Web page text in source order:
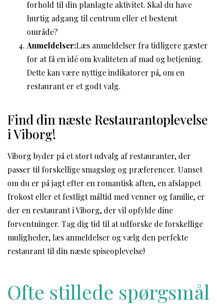
forhold til din planlagte aktivitet. Skal du have
hurtig adgang til centrum eller et bestemt
område?
Anmeldelser:Læs anmeldelser fra tidligere gæster
for at få en idé om kvaliteten af mad og betjening.
Dette kan være nyttige indikatorer på, om en
restaurant er et godt valg.
Find din næste Restaurantoplevelse
i Viborg!
Viborg byder på et stort udvalg af restauranter, der
passer til forskellige smagsløg og præferencer. Uanset
om du er på jagt efter en romantisk aften, en afslappet
frokost eller et festligt måltid med venner og familie, er
der en restaurant i Viborg, der vil opfylde dine
forventninger. Tag dig tid til at udforske de forskellige
muligheder, læs anmeldelser og vælg den perfekte
restaurant til din næste spiseoplevelse!
Ofte stillede spørgsmål